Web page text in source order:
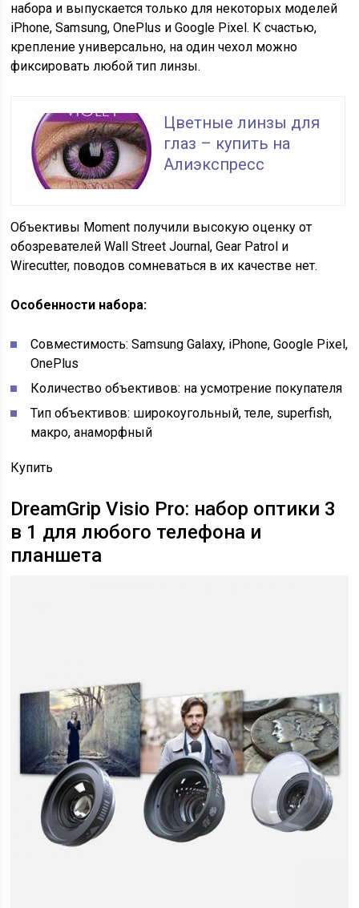
набора и выпускается только для некоторых моделей
iPhone, Samsung, OnePlus и Google Pixel. К счастью,
крепление универсально, на один чехол можно
фиксировать любой тип линзы.
Цветные линзы для
глаз – купить на
Алиэкспресс
Объективы Moment получили высокую оценку от
обозревателей Wall Street Journal, Gear Patrol и
Wirecutter, поводов сомневаться в их качестве нет.
Особенности набора:
Совместимость: Samsung Galaxy, iPhone, Google Pixel,
OnePlus
Количество объективов: на усмотрение покупателя
Тип объективов: широкоугольный, теле, superfish,
макро, анаморфный
Купить
DreamGrip Visio Pro: набор оптики 3
в 1 для любого телефона и
планшета